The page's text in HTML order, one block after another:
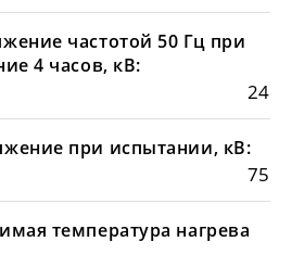
частотой 50 Гц при
4 часов, кВ:
24
при испытании, кВ:
75
температура нагрева